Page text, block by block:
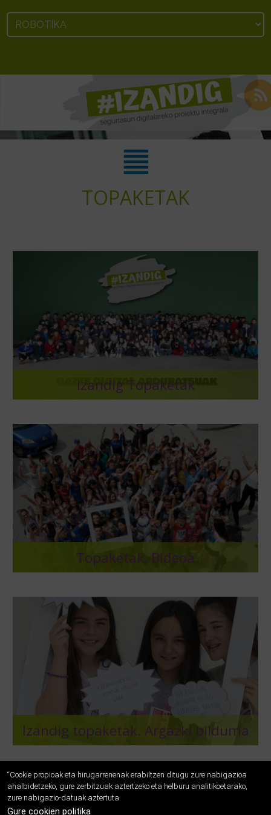
Jump to navigation
TOPAKETAK
Izandig Topaketak
Topaketak. Bideoa
Izandig topaketak. Argazki bilduma
“Cookie propioak eta hirugarrenenak erabiltzen ditugu zure nabigazioa
ahalbidetzeko, gure zerbitzuak aztertzeko eta helburu analitikoetarako,
zure nabigazio-datuak aztertuta.
Gure cookien politika